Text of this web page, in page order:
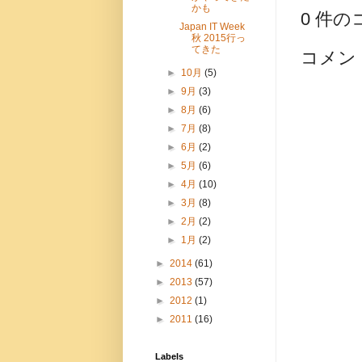
0 件の
コメン
かも
Japan IT Week
秋 2015行っ
てきた
► 10月(5)
►9月(3)
►8月(6)
►7月(8)
►6月(2)
►5月(6)
►4月(10)
►3月(8)
►2月(2)
► 1月(2)
► 2014 (61)
► 2013 (57)
► 2012 (1)
► 2011 (16)
Labels